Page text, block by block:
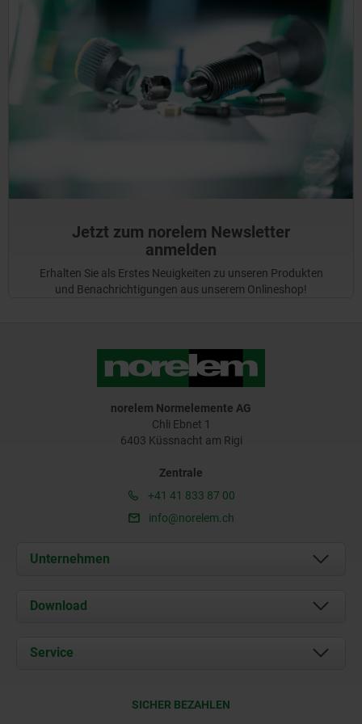
Jetzt zum norelem Newsletter
anmelden
Erhalten Sie als Erstes Neuigkeiten zu unseren Produkten
und Benachrichtigungen aus unserem Onlineshop!
norelem Normelemente AG
Chli Ebnet 1
6403 Küssnacht am Rigi
Zentrale
+41 41 833 87 00
info@norelem.ch
Unternehmen
Über uns
Kontakt
Download
Dokumente
Service
SICHER BEZAHLEN